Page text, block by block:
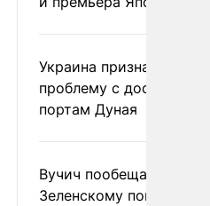
Украина признала
проблему с доступом к
портам Дуная
Вучич пообещал
Зеленскому помочь со